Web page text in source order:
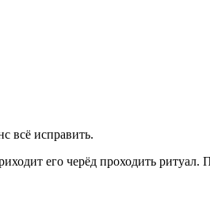
всё исправить.
его черёд проходить ритуал.